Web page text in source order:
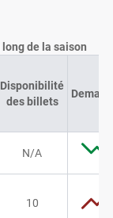
de la saison
Disponibilité
des billets
N/A
10